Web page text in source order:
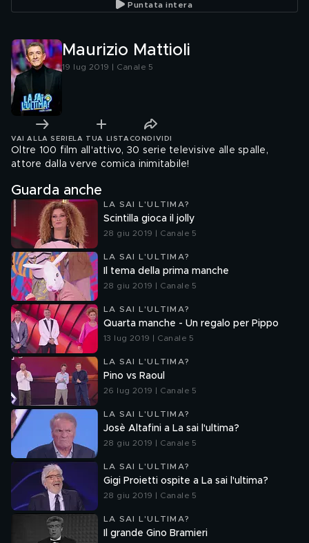
Puntata intera
Maurizio Mattioli
19 lug 2019 | Canale 5
VAI ALLA SERIE LA TUA LISTA CONDIVIDI
Oltre 100 film all'attivo, 30 serie televisive alle spalle,
attore dalla verve comica inimitabile!
Guarda anche
LA SAI L'ULTIMA?
Scintilla gioca il jolly
28 giu 2019 | Canale 5
LA SAI L'ULTIMA?
Il tema della prima manche
28 giu 2019 | Canale 5
LA SAI L'ULTIMA?
Quarta manche - Un regalo per Pippo
13 lug 2019 | Canale 5
LA SAI L'ULTIMA?
Pino vs Raoul
26 lug 2019 | Canale 5
LA SAI L'ULTIMA?
Josè Altafini a La sai l'ultima?
28 giu 2019 | Canale 5
LA SAI L'ULTIMA?
Gigi Proietti ospite a La sai l'ultima?
28 giu 2019 | Canale 5
LA SAI L'ULTIMA?
Il grande Gino Bramieri